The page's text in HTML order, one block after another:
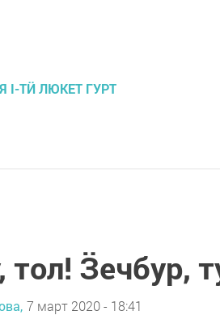
I-ТӤ ЛЮКЕТ ГУРТ
тол! Ӟечбур,
7 март 2020 - 18:41